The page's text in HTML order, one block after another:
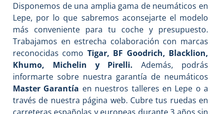
Disponemos de una amplia gama de neumáticos en
Lepe, por lo que sabremos aconsejarte el modelo
más conveniente para tu coche y presupuesto.
Trabajamos en estrecha colaboración con marcas
reconocidas como Tigar, BF Goodrich, Blacklion,
Khumo, Michelin y Pirelli. Además, podrás
informarte sobre nuestra garantía de neumáticos
Master Garantía en nuestros talleres en Lepe o a
través de nuestra página web. Cubre tus ruedas en